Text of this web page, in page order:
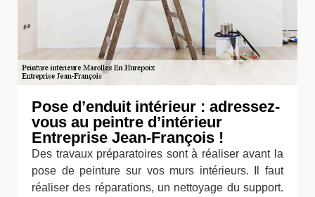
Pose d’enduit intérieur : adressez-
vous au peintre d’intérieur
Entreprise Jean-François !
Des travaux préparatoires sont à réaliser avant la
pose de peinture sur vos murs intérieurs. Il faut
réaliser des réparations, un nettoyage du support.